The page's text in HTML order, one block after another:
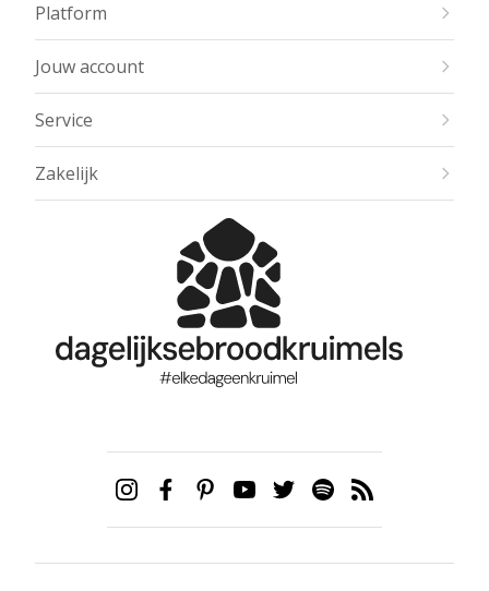
Platform
Jouw account
Service
Zakelijk